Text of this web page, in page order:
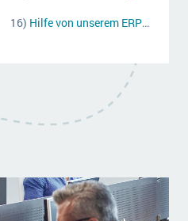
Hilfe von unserem ERP-Berater